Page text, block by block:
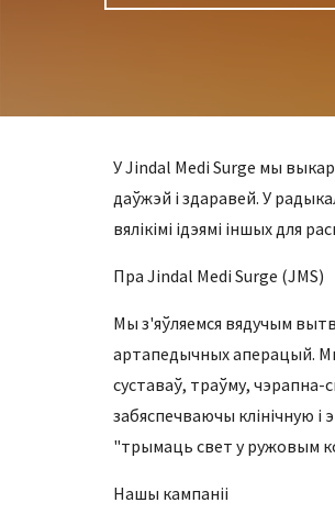
У Jindal Medi Surge мы
даўжэй і здаравей. У
вялікімі ідэямі іншых для
Пра Jindal Medi Surge (JMS)
Мы з'яўляемся вядучым
артапедычных аперацый.
суставаў, траўму, чэрапна-
забяспечваючы клінічную
"трымаць свет у ружовым
Нашы кампаніі